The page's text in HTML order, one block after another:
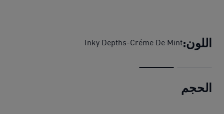
اللون:Inky Depths-Créme De Mint
الحجم